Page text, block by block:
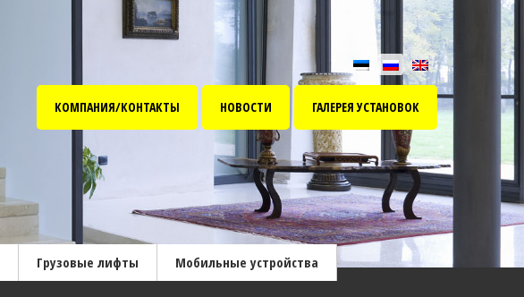
КОМПАНИЯ/КОНТАКТЫ НОВОСТИ ГАЛЕРЕЯ УСТАНОВОК
Грузовые лифты Мобильные устройства